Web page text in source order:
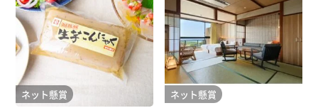
ネット懸賞 ネット懸賞